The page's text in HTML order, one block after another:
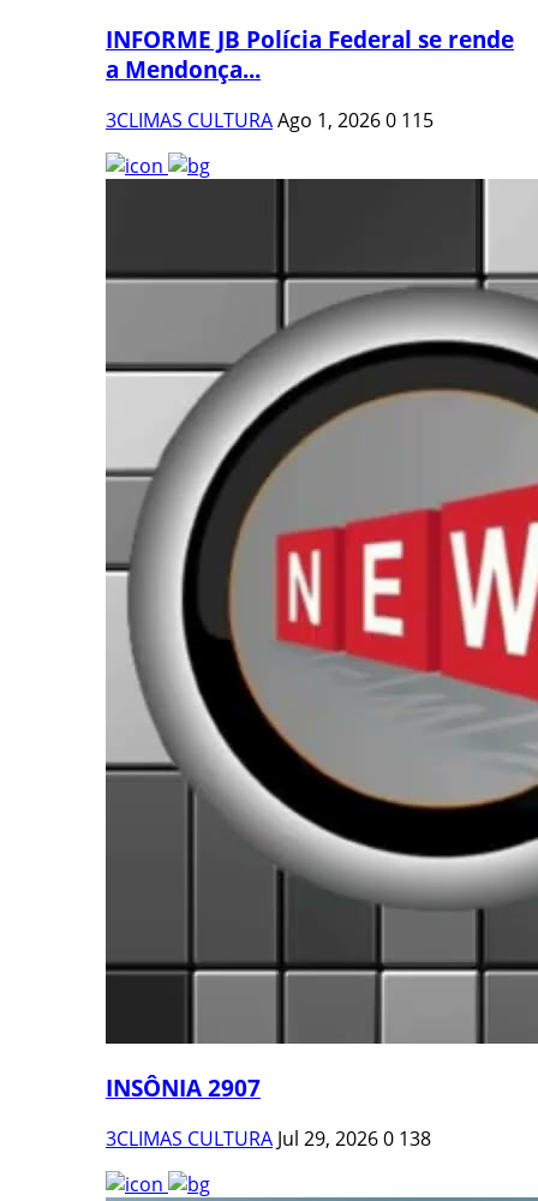
INFORME JB Polícia Federal se rende
a Mendonça...
3CLIMAS CULTURAAgo 1, 20260 115
INSÔNIA 2907
3CLIMAS CULTURA Jul 29, 20260 138